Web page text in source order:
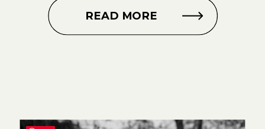
READ MORE